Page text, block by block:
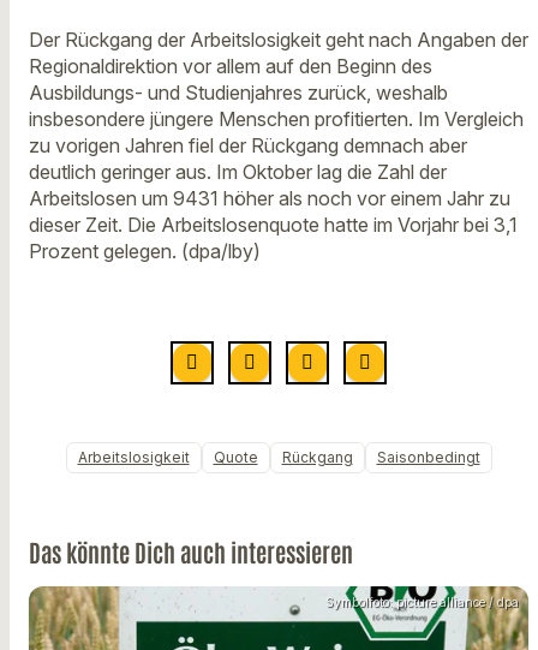
Der Rückgang der Arbeitslosigkeit geht nach Angaben der
Regionaldirektion vor allem auf den Beginn des
Ausbildungs- und Studienjahres zurück, weshalb
insbesondere jüngere Menschen profitierten. Im Vergleich
zu vorigen Jahren fiel der Rückgang demnach aber
deutlich geringer aus. Im Oktober lag die Zahl der
Arbeitslosen um 9431 höher als noch vor einem Jahr zu
dieser Zeit. Die Arbeitslosenquote hatte im Vorjahr bei 3,1
Prozent gelegen. (dpa/lby)
Arbeitslosigkeit Quote Rückgang Saisonbedingt
Das könnte Dich auch interessieren
Symbolfoto: picture alliance / dpa